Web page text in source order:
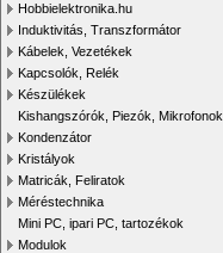
Hobbielektronika.hu
Induktivitás, Transzformátor
Kábelek, Vezetékek
Kapcsolók, Relék
Készülékek
Kishangszórók, Piezók, Mikrofonok
Kondenzátor
Kristályok
Matricák, Feliratok
Méréstechnika
Mini PC, ipari PC, tartozékok
Modulok